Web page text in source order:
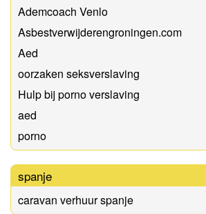
Ademcoach Venlo
Asbestverwijderengroningen.com
Aed
oorzaken seksverslaving
Hulp bij porno verslaving
aed
porno
spanje
caravan verhuur spanje